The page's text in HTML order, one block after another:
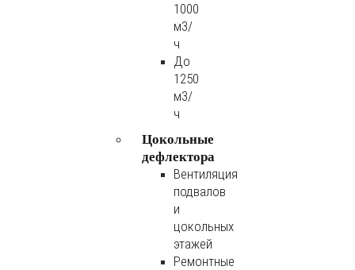
1000
м3/
ч
До
1250
м3/
ч
Цокольные
дефлектора
Вентиляция
подвалов
и
цокольных
этажей
Ремонтные